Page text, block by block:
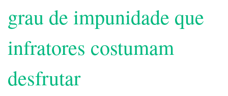
grau de impunidade que
infratores costumam
desfrutar